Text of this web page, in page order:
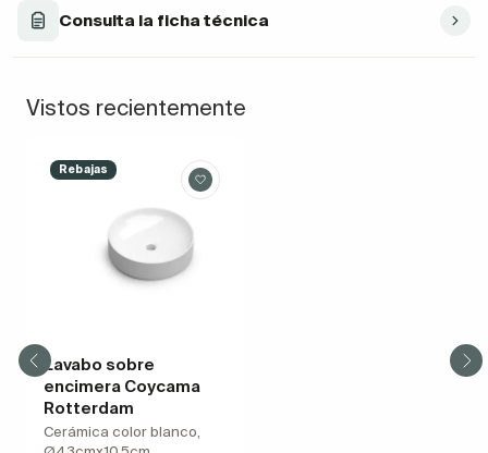
Consulta la ficha técnica
Vistos recientemente
Rebajas
Lavabo sobre
encimera Coycama
Rotterdam
Cerámica color blanco,